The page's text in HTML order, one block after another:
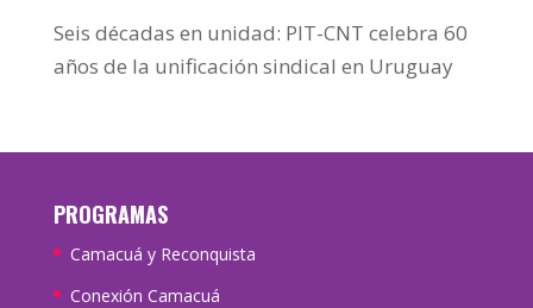
Seis décadas en unidad: PIT-CNT celebra 60
años de la unificación sindical en Uruguay
PROGRAMAS
Camacuá y Reconquista
Conexión Camacuá